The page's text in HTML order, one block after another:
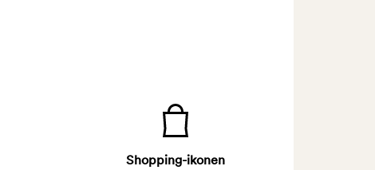
Shopping-ikonen